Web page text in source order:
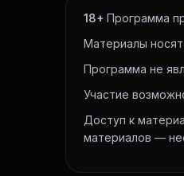
18+ Программа
Материалы
Программа не
Участие
Доступ к
материалов —